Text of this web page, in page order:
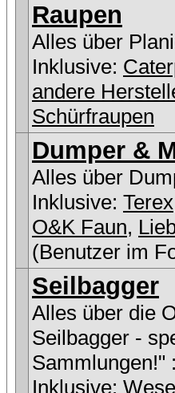
Raupen
Alles über
Inklusive:
andere
Schürfraupen
Dumper &
Alles über
Inklusive: Terex
O&K Faun,
(Benutzer im
Seilbagger
Alles über die
Seilbagger -
Sammlungen!"
Inklusive: